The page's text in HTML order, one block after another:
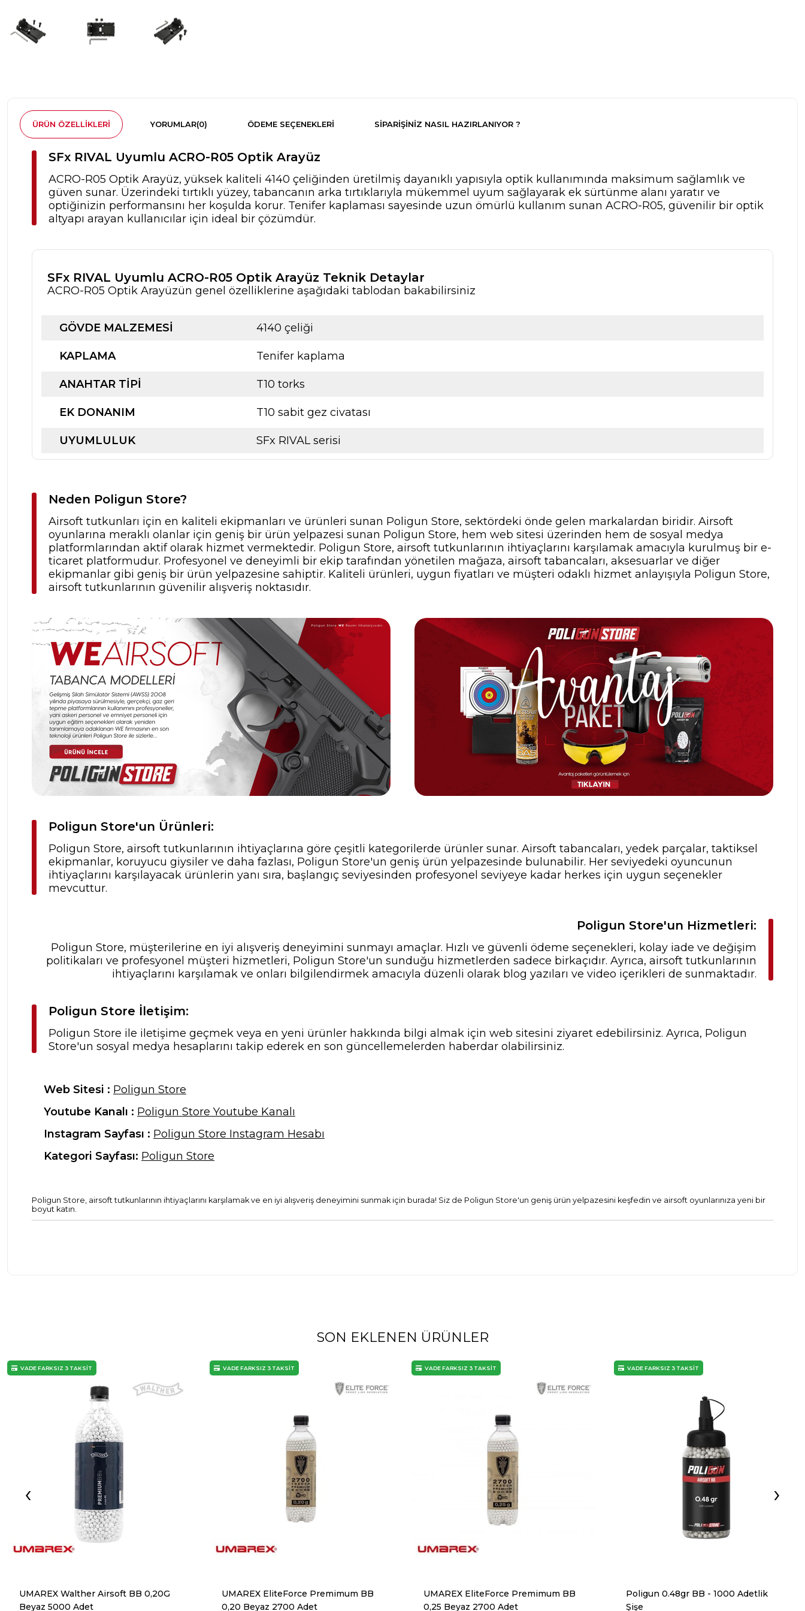
ÜRÜN ÖZELLIKLERI YORUMLAR(0) ÖDEME SEÇENEKLERI SIPARIŞINIZ NASIL HAZIRLANIYOR ?
SFx RIVAL Uyumlu ACRO-R05 Optik Arayüz
ACRO-R05 Optik Arayüz, yüksek kaliteli 4140 çeliğinden üretilmiş dayanıklı yapısıyla optik kullanımında maksimum sağlamlık ve
güven sunar. Üzerindeki tırtıklı yüzey, tabancanın arka tırtıklarıyla mükemmel uyum sağlayarak ek sürtünme alanı yaratır ve
optiğinizin performansını her koşulda korur. Tenifer kaplaması sayesinde uzun ömürlü kullanım sunan ACRO-R05, güvenilir bir optik
altyapı arayan kullanıcılar için ideal bir çözümdür.
SFx RIVAL Uyumlu ACRO-R05 Optik Arayüz Teknik Detaylar
ACRO-R05 Optik Arayüzün genel özelliklerine aşağıdaki tablodan bakabilirsiniz
GÖVDE MALZEMESI 4140 çeliği
KAPLAMA Tenifer kaplama
ANAHTAR TIPI T10 torks
EK DONANIM T10 sabit gez civatası
UYUMLULUK SFx RIVAL serisi
Neden Poligun Store?
Airsoft tutkunları için en kaliteli ekipmanları ve ürünleri sunan Poligun Store, sektördeki önde gelen markalardan biridir. Airsoft
oyunlarına meraklı olanlar için geniş bir ürün yelpazesi sunan Poligun Store, hem web sitesi üzerinden hem de sosyal medya
platformlarından aktif olarak hizmet vermektedir. Poligun Store, airsoft tutkunlarının ihtiyaçlarını karşılamak amacıyla kurulmuş bir e-
ticaret platformudur. Profesyonel ve deneyimli bir ekip tarafından yönetilen mağaza, airsoft tabancaları, aksesuarlar ve diğer
ekipmanlar gibi geniş bir ürün yelpazesine sahiptir. Kaliteli ürünleri, uygun fiyatları ve müşteri odaklı hizmet anlayışıyla Poligun Store,
airsoft tutkunlarının güvenilir alışveriş noktasıdır.
Poligun Store'un Ürünleri:
Poligun Store, airsoft tutkunlarının ihtiyaçlarına göre çeşitli kategorilerde ürünler sunar. Airsoft tabancaları, yedek parçalar, taktiksel
ekipmanlar, koruyucu giysiler ve daha fazlası, Poligun Store'un geniş ürün yelpazesinde bulunabilir. Her seviyedeki oyuncunun
ihtiyaçlarını karşılayacak ürünlerin yanı sıra, başlangıç seviyesinden profesyonel seviyeye kadar herkes için uygun seçenekler
mevcuttur.
Poligun Store'un Hizmetleri:
Poligun Store, müşterilerine en iyi alışveriş deneyimini sunmayı amaçlar. Hızlı ve güvenli ödeme seçenekleri, kolay iade ve değişim
politikaları ve profesyonel müşteri hizmetleri, Poligun Store'un sunduğu hizmetlerden sadece birkaçıdır. Ayrıca, airsoft tutkunlarının
ihtiyaçlarını karşılamak ve onları bilgilendirmek amacıyla düzenli olarak blog yazıları ve video içerikleri de sunmaktadır.
Poligun Store İletişim:
Poligun Store ile iletişime geçmek veya en yeni ürünler hakkında bilgi almak için web sitesini ziyaret edebilirsiniz. Ayrıca, Poligun
Store'un sosyal medya hesaplarını takip ederek en son güncellemelerden haberdar olabilirsiniz.
Web Sitesi : Poligun Store
Youtube Kanalı : Poligun Store Youtube Kanalı
Instagram Sayfası : Poligun Store Instagram Hesabı
Kategori Sayfası: Poligun Store
Poligun Store, airsoft tutkunlarının ihtiyaçlarını karşılamak ve en iyi alışveriş deneyimini sunmak için burada! Siz de Poligun Store'un geniş ürün yelpazesini keşfedin ve airsoft oyunlarınıza yeni bir
boyut katın.
SON EKLENEN ÜRÜNLER
UMAREX Walther Airsoft BB 0,20G
Beyaz 5000 Adet
VADE FARKSIZ 3 TAKSİT
UMAREX EliteForce Premimum BB
0,20 Beyaz 2700 Adet
VADE FARKSIZ 3 TAKSİT
UMAREX EliteForce Premimum BB
0,25 Beyaz 2700 Adet
VADE FARKSIZ 3 TAKSİT
Poligun 0.48gr BB - 1000 Adetlik
Şişe
VADE FARKSIZ 3 TAKSİT
‹ ›